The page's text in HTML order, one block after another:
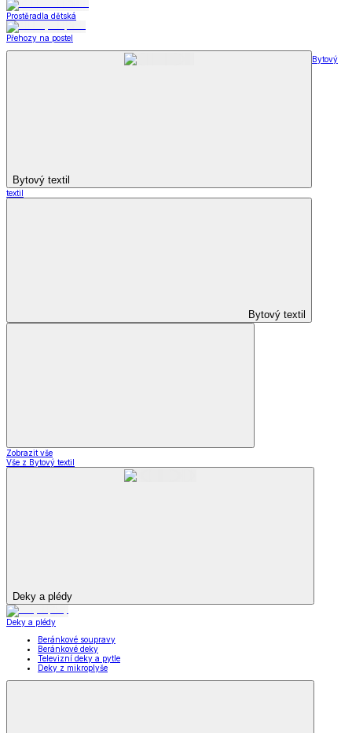
Prostěradla dětská
Přehozy na postel
Bytový textil
Bytový
textil
Bytový textil
Zobrazit vše
Vše z Bytový textil
Deky a plédy
Deky a plédy
Beránkové soupravy
Beránkové deky
Televizní deky a pytle
Deky z mikroplyše